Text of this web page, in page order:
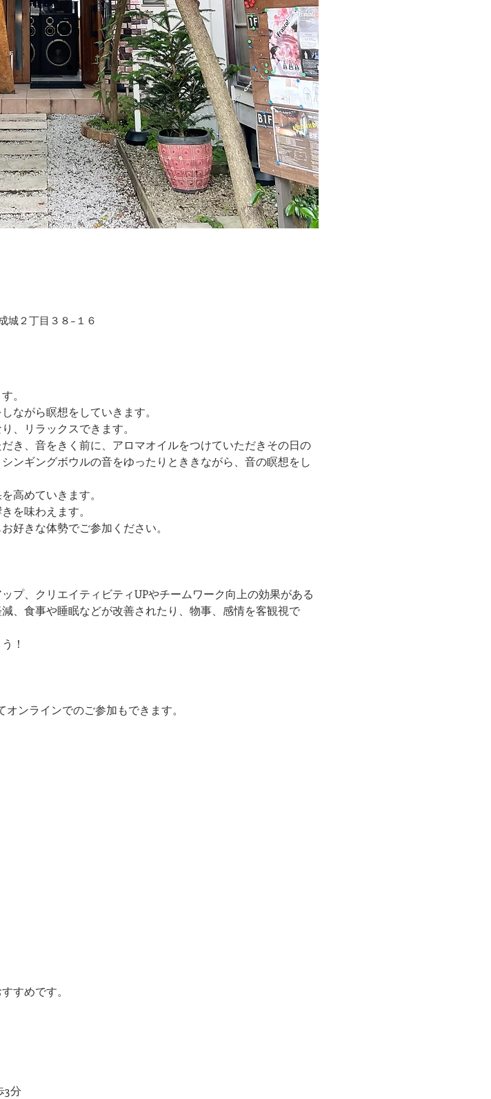
城２丁目３８−１６
。
ながら瞑想をしていきます。
、リラックスできます。
き、音をきく前に、アロマオイルをつけていただきその日の
ンギングボウルの音をゆったりとききながら、音の瞑想をし
高めていきます。
を味わえます。
好きな体勢でご参加ください。
プ、クリエイティビティUPやチームワーク向上の効果がある
、食事や睡眠などが改善されたり、物事、感情を客観視で
！
ンラインでのご参加もできます。
すめです。
3分